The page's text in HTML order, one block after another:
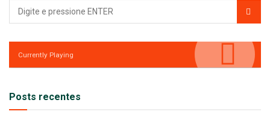
Currently Playing
Posts recentes